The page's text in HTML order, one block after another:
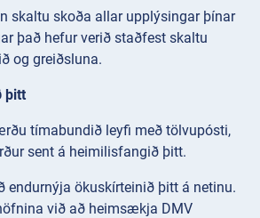
skaltu skoða allar upplýsingar þínar
það hefur verið staðfest skaltu
og greiðsluna.
þitt
tímabundið leyfi með tölvupósti,
sent á heimilisfangið þitt.
endurnýja ökuskírteinið þitt á netinu.
við að heimsækja DMV